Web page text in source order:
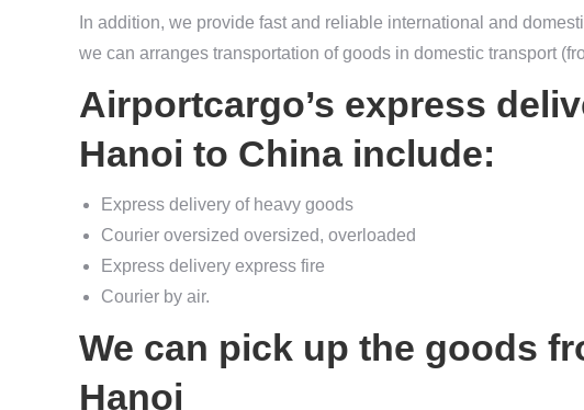
In addition, we provide fast and reliable international and
we can arranges transportation of goods in domestic transport
Airportcargo’s express
Hanoi to China include:
Express delivery of heavy goods
Courier oversized oversized, overloaded
Express delivery express fire
Courier by air.
We can pick up the goods
Hanoi